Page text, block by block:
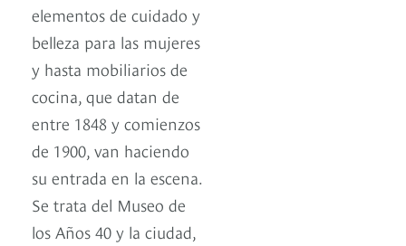
elementos de cuidado y
belleza para las mujeres
y hasta mobiliarios de
cocina, que datan de
entre 1848 y comienzos
de 1900, van haciendo
su entrada en la escena.
Se trata del Museo de
los Años 40 y la ciudad,